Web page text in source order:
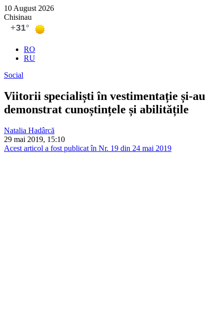
10 August 2026
Chisinau
RO
RU
Social
Viitorii specialiști în vestimentație și-au
demonstrat cunoștințele și abilitățile
Natalia Hadârcă
29 mai 2019, 15:10
Acest articol a fost publicat în Nr. 19 din 24 mai 2019